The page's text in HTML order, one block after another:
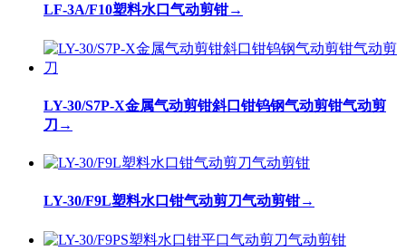
LF-3A/F10塑料水口气动剪钳→
LY-30/S7P-X金属气动剪钳斜口钳钨钢气动剪钳气动剪
刀 →
LY-30/F9L塑料水口钳气动剪刀气动剪钳→